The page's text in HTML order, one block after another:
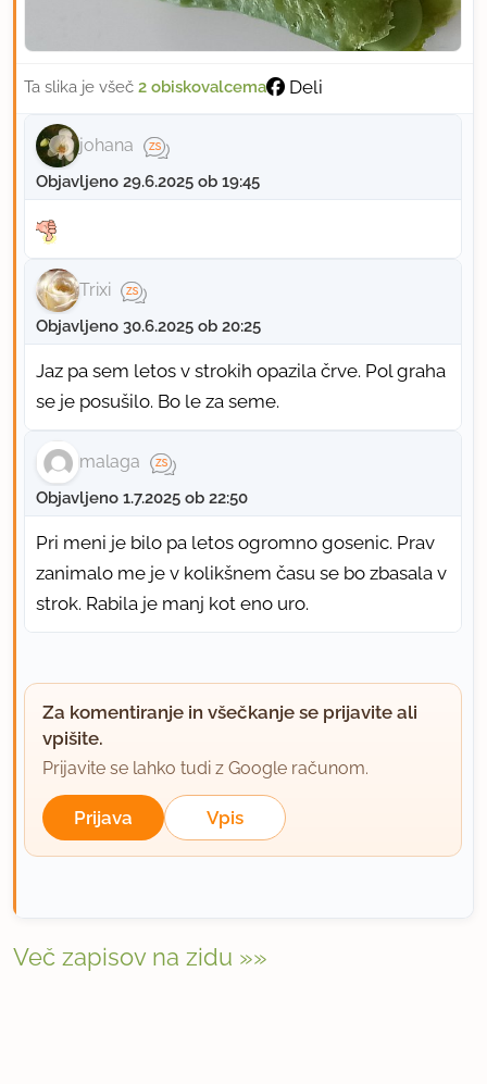
Ta slika je všeč 2 obiskovalcema Deli
johana
Objavljeno 29.6.2025 ob 19:45
Trixi
Objavljeno 30.6.2025 ob 20:25
Jaz pa sem letos v strokih opazila črve. Pol graha
se je posušilo. Bo le za seme.
malaga
Objavljeno 1.7.2025 ob 22:50
Pri meni je bilo pa letos ogromno gosenic. Prav
zanimalo me je v kolikšnem času se bo zbasala v
strok. Rabila je manj kot eno uro.
Za komentiranje in všečkanje se prijavite ali
vpišite.
Prijavite se lahko tudi z Google računom.
Prijava Vpis
Več zapisov na zidu »»